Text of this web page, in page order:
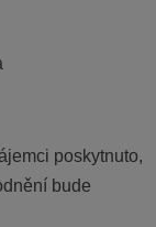
poskytnuto,
bude